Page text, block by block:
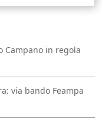
Campano in regola
via bando Feampa